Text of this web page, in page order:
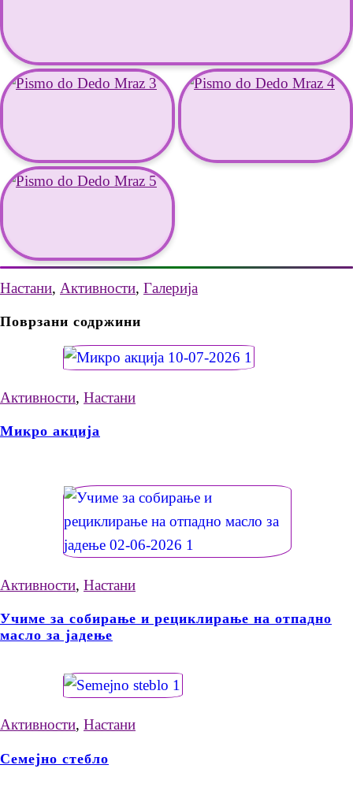
Настани, Активности, Галерија
Поврзани содржини
Активности, Настани
Микро акција
Активности, Настани
Учиме за собирање и рециклирање на отпадно
масло за јадење
Активности, Настани
Семејно стебло